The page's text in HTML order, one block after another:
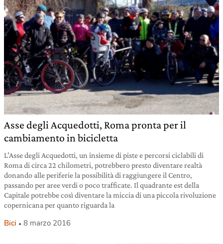
Asse degli Acquedotti, Roma pronta per il
cambiamento in bicicletta
L’Asse degli Acquedotti, un insieme di piste e percorsi ciclabili di
Roma di circa 22 chilometri, potrebbero presto diventare realtà
donando alle periferie la possibilità di raggiungere il Centro,
passando per aree verdi o poco trafficate. Il quadrante est della
Capitale potrebbe così diventare la miccia di una piccola rivoluzione
copernicana per quanto riguarda la
Bici 8 marzo 2016